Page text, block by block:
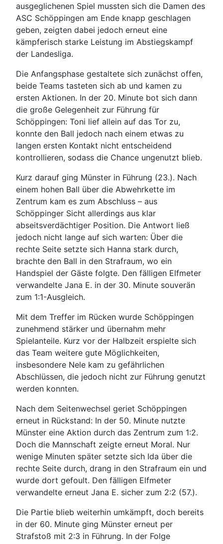
ausgeglichenen Spiel mussten sich die Damen des
ASC Schöppingen am Ende knapp geschlagen
geben, zeigten dabei jedoch erneut eine
kämpferisch starke Leistung im Abstiegskampf
der Landesliga.
Die Anfangsphase gestaltete sich zunächst offen,
beide Teams tasteten sich ab und kamen zu
ersten Aktionen. In der 20. Minute bot sich dann
die große Gelegenheit zur Führung für
Schöppingen: Toni lief allein auf das Tor zu,
konnte den Ball jedoch nach einem etwas zu
langen ersten Kontakt nicht entscheidend
kontrollieren, sodass die Chance ungenutzt blieb.
Kurz darauf ging Münster in Führung (23.). Nach
einem hohen Ball über die Abwehrkette im
Zentrum kam es zum Abschluss – aus
Schöppinger Sicht allerdings aus klar
abseitsverdächtiger Position. Die Antwort ließ
jedoch nicht lange auf sich warten: Über die
rechte Seite setzte sich Hanna stark durch,
brachte den Ball in den Strafraum, wo ein
Handspiel der Gäste folgte. Den fälligen Elfmeter
verwandelte Jana E. in der 30. Minute souverän
zum 1:1-Ausgleich.
Mit dem Treffer im Rücken wurde Schöppingen
zunehmend stärker und übernahm mehr
Spielanteile. Kurz vor der Halbzeit erspielte sich
das Team weitere gute Möglichkeiten,
insbesondere Nele kam zu gefährlichen
Abschlüssen, die jedoch nicht zur Führung genutzt
werden konnten.
Nach dem Seitenwechsel geriet Schöppingen
erneut in Rückstand: In der 50. Minute nutzte
Münster eine Aktion durch das Zentrum zum 1:2.
Doch die Mannschaft zeigte erneut Moral. Nur
wenige Minuten später setzte sich Ida über die
rechte Seite durch, drang in den Strafraum ein und
wurde dort gefoult. Den fälligen Elfmeter
verwandelte erneut Jana E. sicher zum 2:2 (57.).
Die Partie blieb weiterhin umkämpft, doch bereits
in der 60. Minute ging Münster erneut per
Strafstoß mit 2:3 in Führung. In der Folge